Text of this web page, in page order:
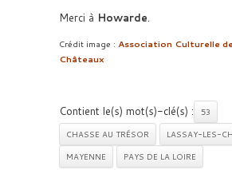
Merci à Howarde.
Crédit image : Association Culturelle
Châteaux
Contient le(s) mot(s)-clé(s) :
53
CHASSE AU TRÉSOR
LASSAY-LES-
MAYENNE
PAYS DE LA LOIRE